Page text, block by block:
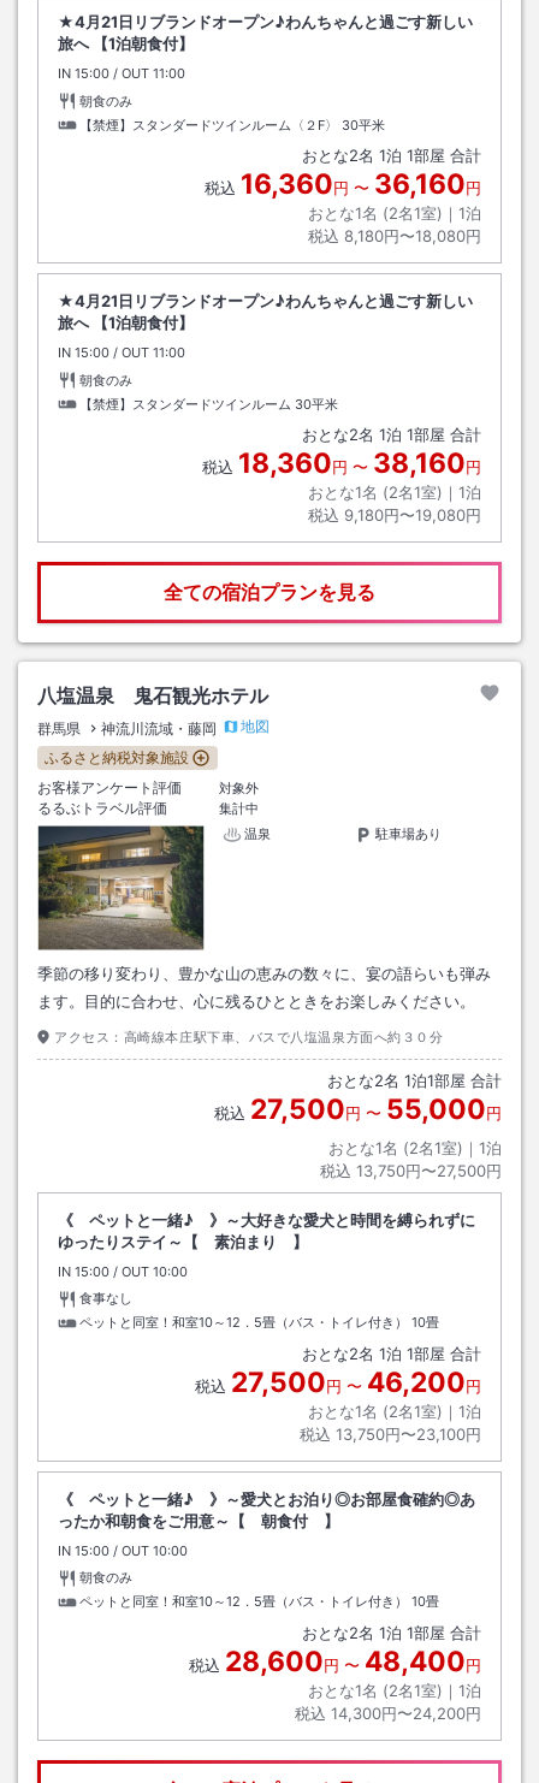
★4月21日リブランドオープン♪わんちゃんと過ごす新しい
旅へ 【1泊朝食付】
IN チェックイン
15:00 / OUT チェックアウト
11:00
朝食のみ
【禁煙】スタンダードツインルーム〈２F〉
30平米
おとな2名 1泊 1部屋 合計
税込 16,360円 〜 36,160円
おとな1名 (2名1室)｜ 1泊
税込 8,180円〜18,080円
★4月21日リブランドオープン♪わんちゃんと過ごす新しい
旅へ 【1泊朝食付】
IN チェックイン
15:00 / OUT チェックアウト
11:00
朝食のみ
【禁煙】スタンダードツインルーム 30平米
おとな2名 1泊 1部屋 合計
税込 18,360円 〜 38,160円
おとな1名 (2名1室)｜ 1泊
税込 9,180円〜19,080円
全ての宿泊プランを見る
八塩温泉 鬼石観光ホテル
群馬県 神流川流域・藤岡
地図
ふるさと納税対象施設
お客様アンケート評価
対象外
るるぶトラベル評価
集計中
温泉
駐車場あり
季節の移り変わり、豊かな山の恵みの数々に、宴の語らいも弾み
ます。目的に合わせ、心に残るひとときをお楽しみください。
アクセス： 高崎線本庄駅下車、バスで八塩温泉方面へ約３０分
おとな2名 1泊1部屋 合計
税込 27,500円 〜 55,000円
おとな1名 (2名1室)｜ 1泊
税込 13,750円〜27,500円
《 ペットと一緒♪ 》～大好きな愛犬と時間を縛られずに
ゆったりステイ～【 素泊まり 】
IN チェックイン
15:00 / OUT チェックアウト
10:00
食事なし
ペットと同室！和室10～12．5畳（バス・トイレ付き）
10畳
おとな2名 1泊 1部屋 合計
税込 27,500円 〜 46,200円
おとな1名 (2名1室)｜ 1泊
税込 13,750円〜23,100円
《 ペットと一緒♪ 》～愛犬とお泊り◎お部屋食確約◎あ
ったか和朝食をご用意～【 朝食付 】
IN チェックイン
15:00 / OUT チェックアウト
10:00
朝食のみ
ペットと同室！和室10～12．5畳（バス・トイレ付き）
10畳
おとな2名 1泊 1部屋 合計
税込 28,600円 〜 48,400円
おとな1名 (2名1室)｜ 1泊
税込 14,300円〜24,200円